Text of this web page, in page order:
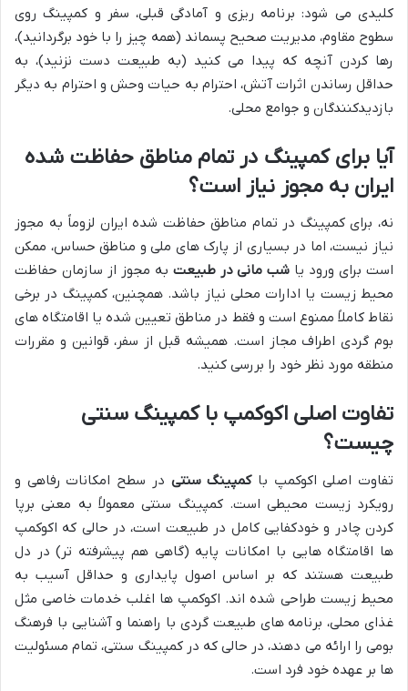
کلیدی می شود: برنامه ریزی و آمادگی قبلی، سفر و کمپینگ روی
سطوح مقاوم، مدیریت صحیح پسماند (همه چیز را با خود برگردانید)،
رها کردن آنچه که پیدا می کنید (به طبیعت دست نزنید)، به
حداقل رساندن اثرات آتش، احترام به حیات وحش و احترام به دیگر
بازدیدکنندگان و جوامع محلی.
آیا برای کمپینگ در تمام مناطق حفاظت شده
ایران به مجوز نیاز است؟
نه، برای کمپینگ در تمام مناطق حفاظت شده ایران لزوماً به مجوز
نیاز نیست، اما در بسیاری از پارک های ملی و مناطق حساس، ممکن
است برای ورود یا شب مانی در طبیعت به مجوز از سازمان حفاظت
محیط زیست یا ادارات محلی نیاز باشد. همچنین، کمپینگ در برخی
نقاط کاملاً ممنوع است و فقط در مناطق تعیین شده یا اقامتگاه های
بوم گردی اطراف مجاز است. همیشه قبل از سفر، قوانین و مقررات
منطقه مورد نظر خود را بررسی کنید.
تفاوت اصلی اکوکمپ با کمپینگ سنتی
چیست؟
تفاوت اصلی اکوکمپ باکمپینگ سنتی در سطح امکانات رفاهی و
رویکرد زیست محیطی است. کمپینگ سنتی معمولاً به معنی برپا
کردن چادر و خودکفایی کامل در طبیعت است، در حالی که اکوکمپ
ها اقامتگاه هایی با امکانات پایه (گاهی هم پیشرفته تر) در دل
طبیعت هستند که بر اساس اصول پایداری و حداقل آسیب به
محیط زیست طراحی شده اند. اکوکمپ ها اغلب خدمات خاصی مثل
غذای محلی، برنامه های طبیعت گردی با راهنما و آشنایی با فرهنگ
بومی را ارائه می دهند، در حالی که در کمپینگ سنتی، تمام مسئولیت
ها بر عهده خود فرد است.